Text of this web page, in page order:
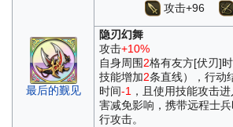
最后的觐见
攻击+96
隐刃幻舞
攻击+10%
自身周围2格有友方[伏刃]
技能增加2条直线），行动
时间-1，且使用技能攻击
害减免影响，携带远程士
行攻击。